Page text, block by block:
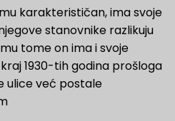
karakterističan, ima svoje
stanovnike razlikuju
tome on ima i svoje
1930-tih godina prošloga
ulice već postale